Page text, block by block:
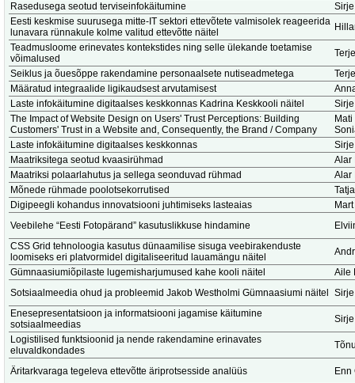
Rasedusega seotud terviseinfokäitumine
Eesti keskmise suurusega mitte-IT sektori ettevõtete valmisolek reageerida
lunavara rünnakule kolme valitud ettevõtte näitel
Teadmusloome erinevates kontekstides ning selle ülekande toetamise
võimalused
Seiklus ja õuesõppe rakendamine personaalsete nutiseadmetega
Määratud integraalide ligikaudsest arvutamisest
Laste infokäitumine digitaalses keskkonnas Kadrina Keskkooli näitel
The Impact of Website Design on Users' Trust Perceptions: Building
Customers' Trust in a Website and, Consequently, the Brand / Company
Laste infokäitumine digitaalses keskkonnas
Maatriksitega seotud kvaasirühmad
Alar
Maatriksi polaarlahutus ja sellega seonduvad rühmad
Alar
Mõnede rühmade poolotsekorrutised
Digipeegli kohandus innovatsiooni juhtimiseks lasteaias
Veebilehe “Eesti Fotopärand” kasutuslikkuse hindamine
CSS Grid tehnoloogia kasutus dünaamilise sisuga veebirakenduste
loomiseks eri platvormidel digitaliseeritud lauamängu näitel
Gümnaasiumiõpilaste lugemisharjumused kahe kooli näitel
Aile
Sotsiaalmeedia ohud ja probleemid Jakob Westholmi Gümnaasiumi näitel
Enesepresentatsioon ja informatsiooni jagamise käitumine
sotsiaalmeedias
Logistilised funktsioonid ja nende rakendamine erinavates
eluvaldkondades
Äritarkvaraga tegeleva ettevõtte äriprotsesside analüüs
Enn